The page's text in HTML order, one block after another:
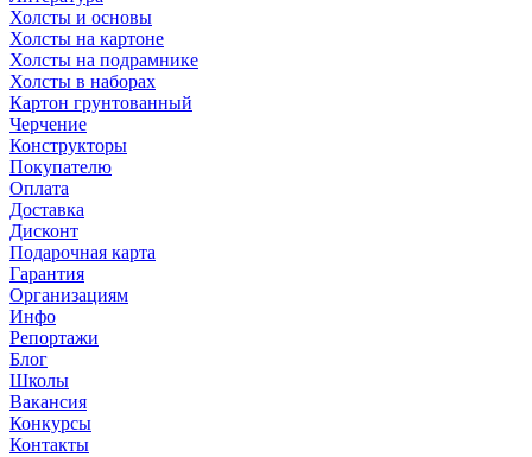
Холсты и основы
Холсты на картоне
Холсты на подрамнике
Холсты в наборах
Картон грунтованный
Черчение
Конструкторы
Покупателю
Оплата
Доставка
Дисконт
Подарочная карта
Гарантия
Организациям
Инфо
Репортажи
Блог
Школы
Вакансия
Конкурсы
Контакты